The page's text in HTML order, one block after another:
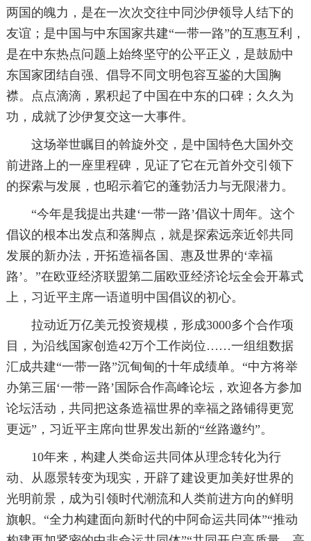
两国的魄力，是在一次次交往中同沙伊领导人结下的
友谊；是中国与中东国家共建“一带一路”的互惠互利，
是在中东热点问题上始终坚守的公平正义，是鼓励中
东国家团结自强、倡导不同文明包容互鉴的大国胸
襟。点点滴滴，累积起了中国在中东的口碑；久久为
功，成就了沙伊复交这一大事件。
这场举世瞩目的斡旋外交，是中国特色大国外交
前进路上的一座里程碑，见证了它在元首外交引领下
的探索与发展，也昭示着它的蓬勃活力与无限潜力。
“今年是我提出共建‘一带一路’倡议十周年。这个
倡议的根本出发点和落脚点，就是探索远亲近邻共同
发展的新办法，开拓造福各国、惠及世界的‘幸福
路’。”在欧亚经济联盟第二届欧亚经济论坛全会开幕式
上，习近平主席一语道明中国倡议的初心。
拉动近万亿美元投资规模，形成3000多个合作项
目，为沿线国家创造42万个工作岗位……一组组数据
汇成共建“一带一路”沉甸甸的十年成绩单。“中方将举
办第三届‘一带一路’国际合作高峰论坛，欢迎各方参加
论坛活动，共同把这条造福世界的幸福之路铺得更宽
更远”，习近平主席向世界发出新的“丝路邀约”。
10年来，构建人类命运共同体从理念转化为行
动、从愿景转变为现实，开辟了建设更加美好世界的
光明前景，成为引领时代潮流和人类前进方向的鲜明
旗帜。“全力构建面向新时代的中阿命运共同体”“推动